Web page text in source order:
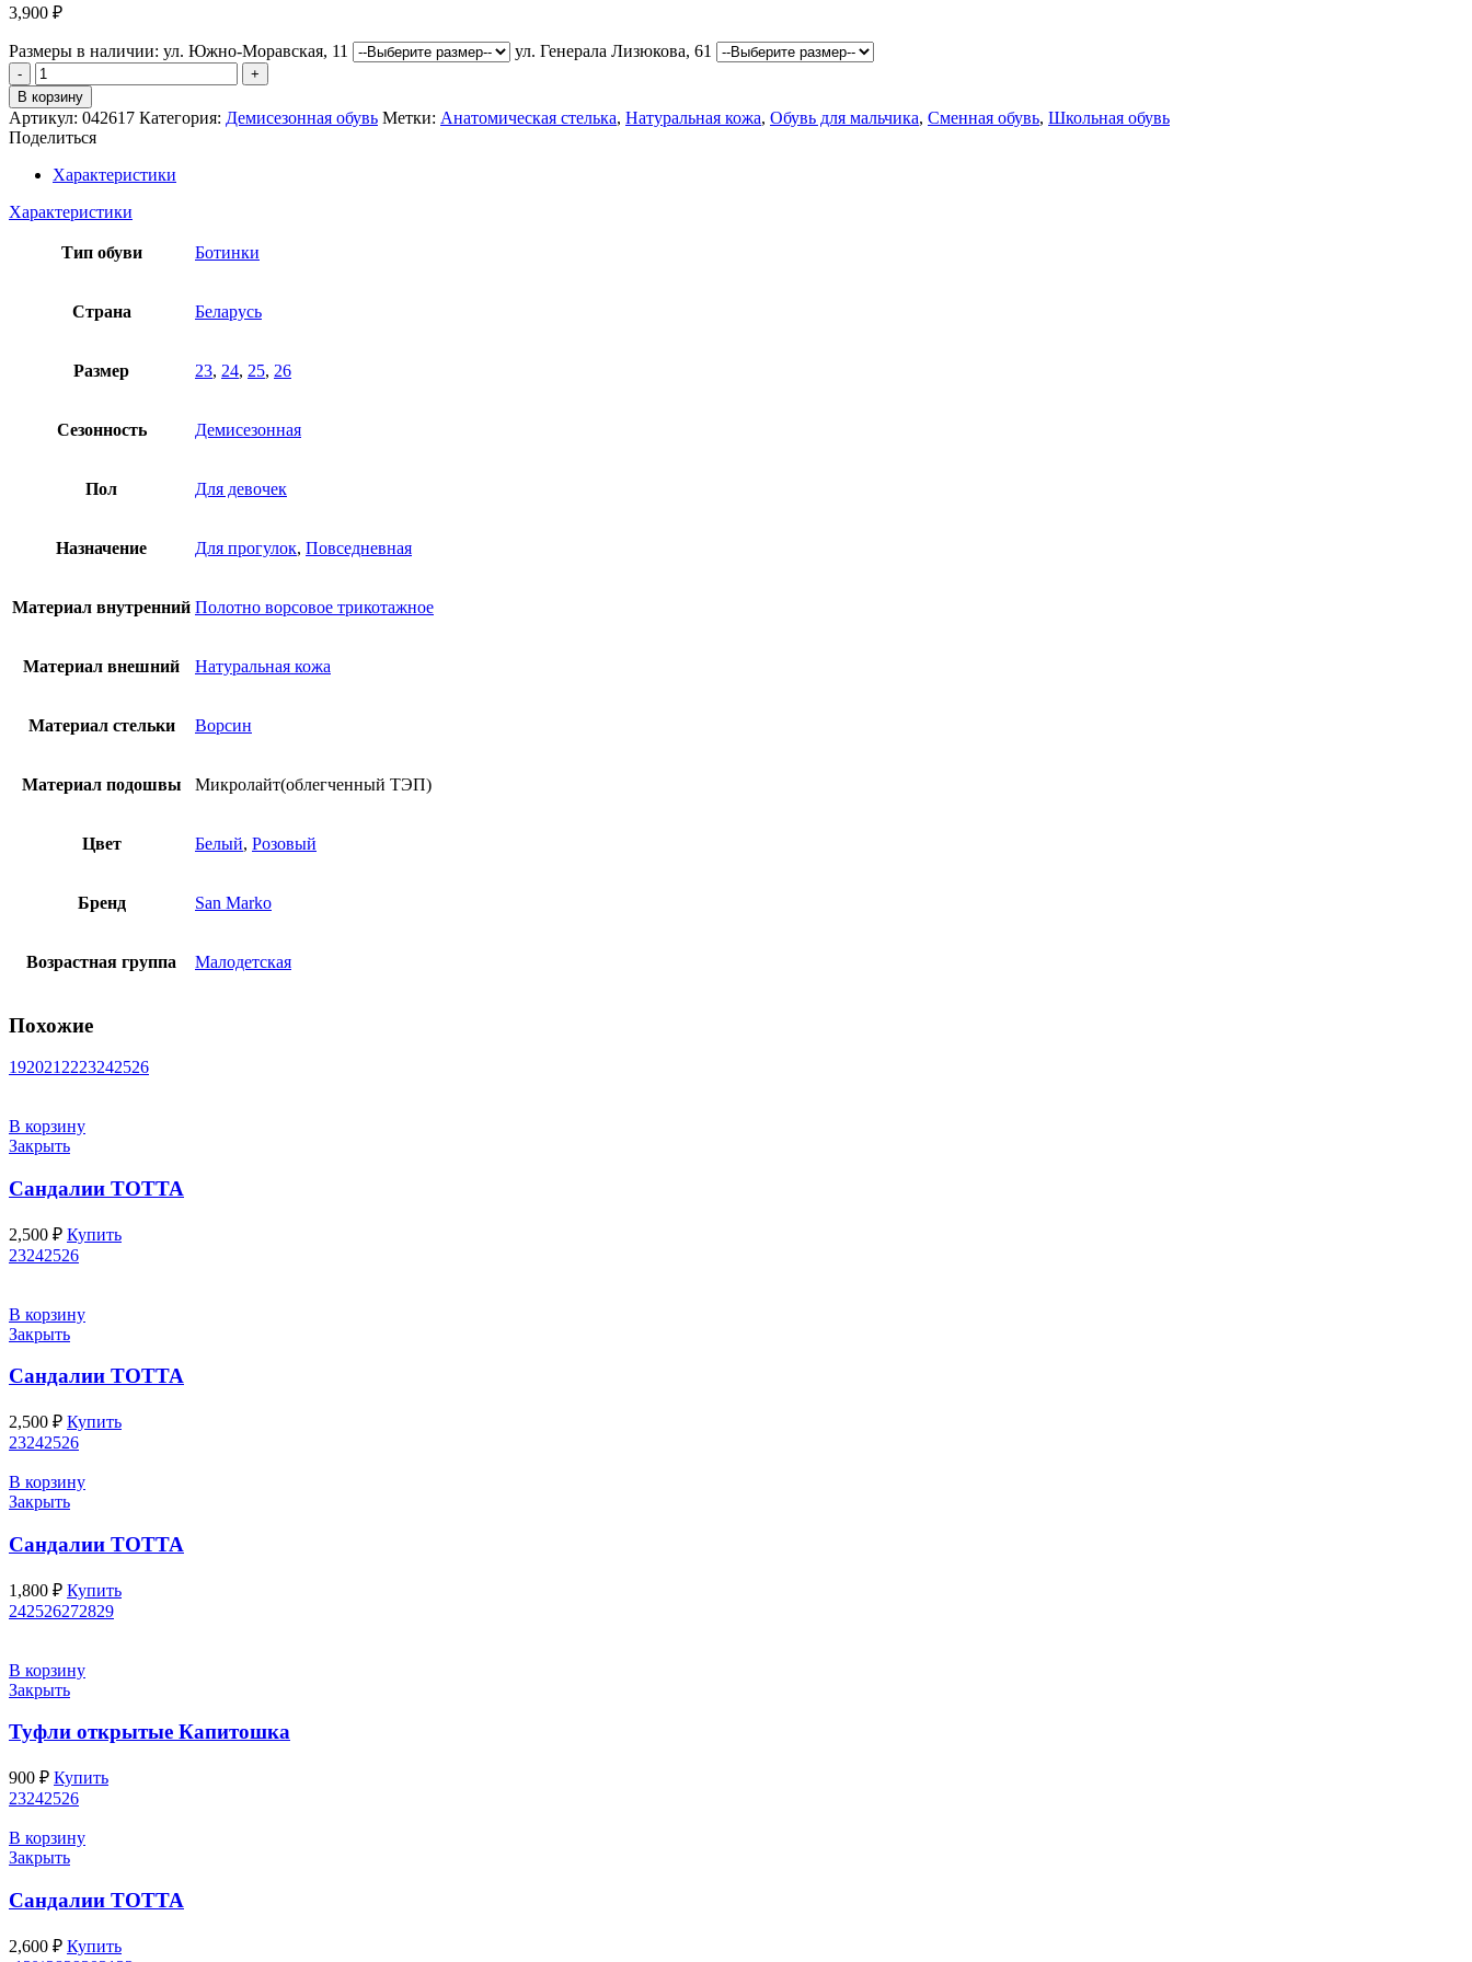
3,900 ₽
Размеры в наличии: ул. Южно-Моравская, 11
ул. Генерала Лизюкова, 61
Количество
товара
Ботинки
SanMarko
В корзину
Артикул: 042617 Категория: Демисезонная обувь Метки: Анатомическая стелька, Натуральная кожа, Обувь для мальчика, Сменная обувь, Школьная обувь
Поделиться
Характеристики
Характеристики
Тип обуви Ботинки
Страна Беларусь
Размер 23, 24, 25, 26
Сезонность Демисезонная
Пол Для девочек
Назначение Для прогулок, Повседневная
Материал внутренний Полотно ворсовое трикотажное
Материал внешний Натуральная кожа
Материал стельки Ворсин
Материал подошвы Микролайт(облегченный ТЭП)
Цвет Белый, Розовый
Бренд San Marko
Возрастная группа Малодетская
Похожие
192021 2223242526
В корзину
Закрыть
Сандалии ТОТТА
2,500 ₽ Купить
23242526
В корзину
Закрыть
Сандалии ТОТТА
2,500 ₽ Купить
23242526
В корзину
Закрыть
Сандалии ТОТТА
1,800 ₽ Купить
242526272829
В корзину
Закрыть
Туфли открытые Капитошка
900 ₽ Купить
23242526
В корзину
Закрыть
Сандалии ТОТТА
2,600 ₽ Купить